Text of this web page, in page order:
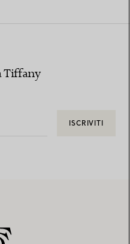
Tiffany
ISCRIVITI